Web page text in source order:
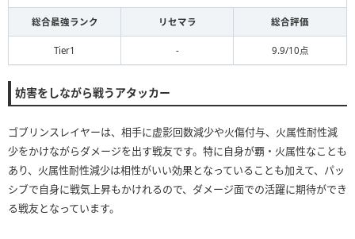
総合最強ランク リセマラ 総合評価
Tier1 - 9.9/10点
妨害をしながら戦うアタッカー
ゴブリンスレイヤーは、相手に虚影回数減少や火傷付与、火属性耐性減
少をかけながらダメージを出す戦友です。特に自身が覇・火属性なことも
あり、火属性耐性減少は相性がいい効果となっていることも加えて、パッ
シブで自身に戦気上昇もかけれるので、ダメージ面での活躍に期待ができ
る戦友となっています。